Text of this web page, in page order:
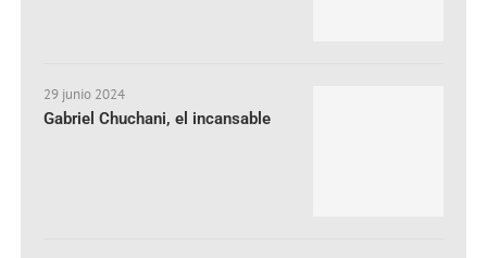
29 junio 2024
Gabriel Chuchani, el incansable